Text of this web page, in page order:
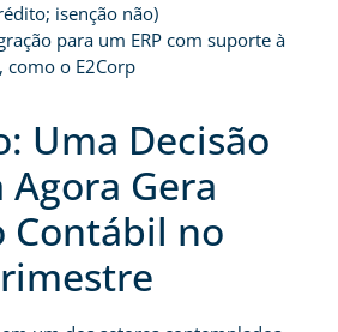
isenção não)
para um ERP com suporte à
como o E2Corp
Uma Decisão
Gera
Contábil no